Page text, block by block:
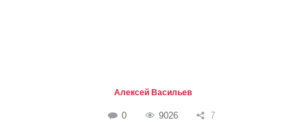
Алексей Васильев
0 9026 7